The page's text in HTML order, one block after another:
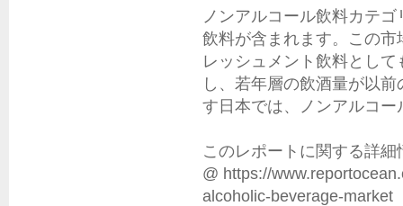
ノンアルコール飲料カテ
飲料が含まれます。この
レッシュメント飲料とし
し、若年層の飲酒量が以
す日本では、ノンアルコ
このレポートに関する詳
@ https://
alcoholic-beverage-market